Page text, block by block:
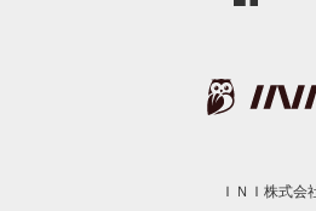
ＩＮＩ株式会